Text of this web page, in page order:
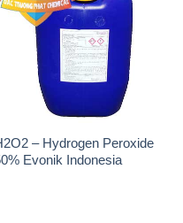
H2O2 – Hydrogen Peroxide
50% Evonik Indonesia